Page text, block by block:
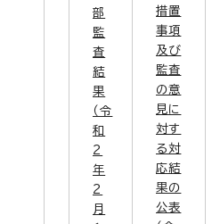
部
監
査
結
果
（令
和
2
年
2
月
措置
事項
及び
監査
の意
見に
対す
る対
応結
果の
公表